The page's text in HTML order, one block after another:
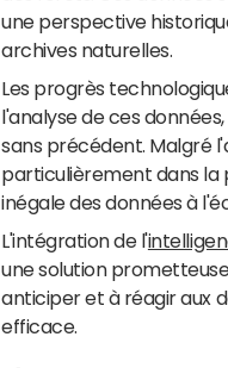
une perspective
archives naturelles.
Les progrès
l'analyse de ces
sans précédent. Malgré
particulièrement dans la
inégale des données à
L'intégration de l'
une solution
anticiper et à réagir aux
efficace.